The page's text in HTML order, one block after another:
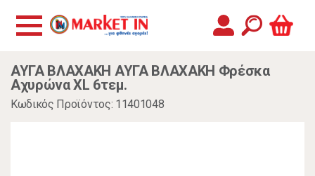
ΑΥΓΑ ΒΛΑΧΑΚΗ ΑΥΓΑ ΒΛΑΧΑΚΗ Φρέσκα
Αχυρώνα XL 6τεμ.
Κωδικός Προϊόντος: 11401048